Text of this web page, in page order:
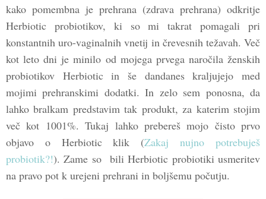
kako pomembna je prehrana (zdrava prehrana) odkritje
Herbiotic probiotikov, ki so mi takrat pomagali pri
konstantnih uro-vaginalnih vnetij in črevesnih težavah. Več
kot leto dni je minilo od mojega prvega naročila ženskih
probiotikov Herbiotic in še dandanes kraljujejo med
mojimi prehranskimi dodatki. In zelo sem ponosna, da
lahko bralkam predstavim tak produkt, za katerim stojim
več kot 1001%. Tukaj lahko prebereš mojo čisto prvo
objavo o Herbiotic klik (Zakaj nujno potrebuješ
probiotik?!). Zame so bili Herbiotic probiotiki usmeritev
na pravo pot k urejeni prehrani in boljšemu počutju.